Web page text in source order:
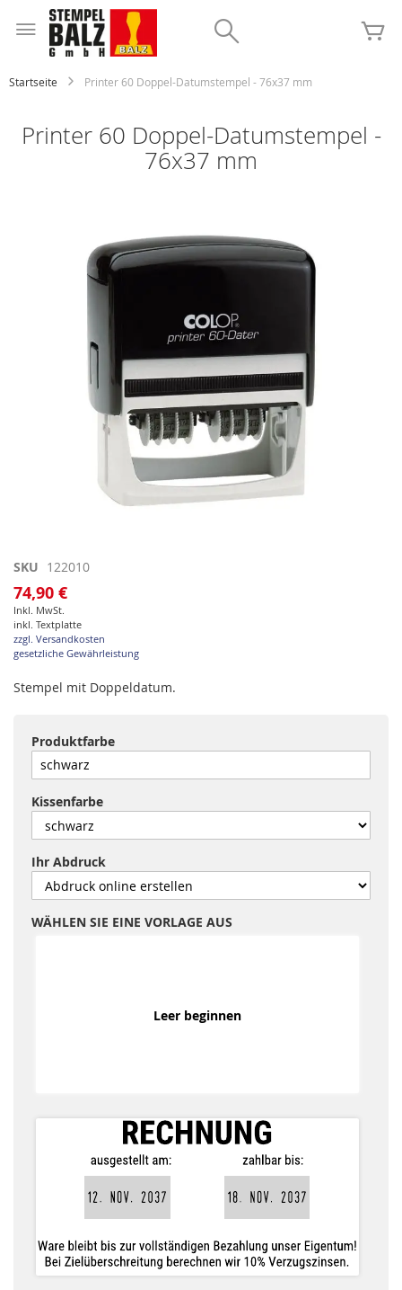
Inhalt
springen
Startseite Printer 60 Doppel-Datumstempel - 76x37 mm
Printer 60 Doppel-Datumstempel -
76x37 mm
Zum
Anfang
der
Bildgalerie
springen
SKU 122010
74,90 €
Inkl. MwSt.
inkl. Textplatte
zzgl. Versandkosten
gesetzliche Gewährleistung
Stempel mit Doppeldatum.
Produktfarbe
Kissenfarbe
Ihr Abdruck
WÄHLEN SIE EINE VORLAGE AUS
Leer beginnen